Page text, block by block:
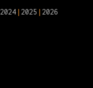
2024 2025 2026